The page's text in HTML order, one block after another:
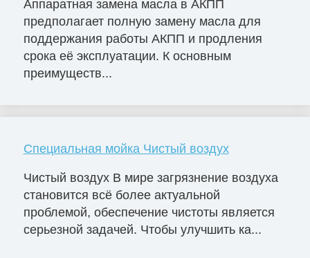
Аппаратная замена масла в АКПП
предполагает полную замену масла для
поддержания работы АКПП и продления
срока её эксплуатации. К основным
преимуществ...
Специальная мойка Чистый воздух
Чистый воздух В мире загрязнение воздуха
становится всё более актуальной
проблемой, обеспечение чистоты является
серьезной задачей. Чтобы улучшить ка...